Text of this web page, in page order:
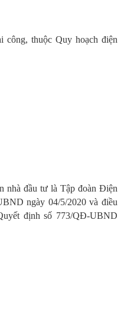
công, thuộc Quy hoạch điện
nhà đầu tư là Tập đoàn Điện
ngày 04/5/2020 và điều
định số 773/QĐ-UBND